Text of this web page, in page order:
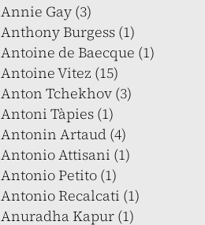
Annie Gay (3)
Anthony Burgess (1)
Antoine de Baecque (1)
Antoine Vitez (15)
Anton Tchekhov (3)
Antoni Tàpies (1)
Antonin Artaud (4)
Antonio Attisani (1)
Antonio Petito (1)
Antonio Recalcati (1)
Anuradha Kapur (1)